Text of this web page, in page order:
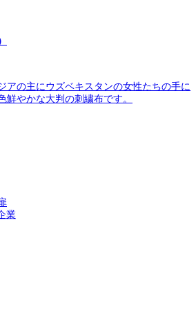
アの主にウズベキスタンの女性たちの手に
鮮やかな大判の刺繍布です。
業